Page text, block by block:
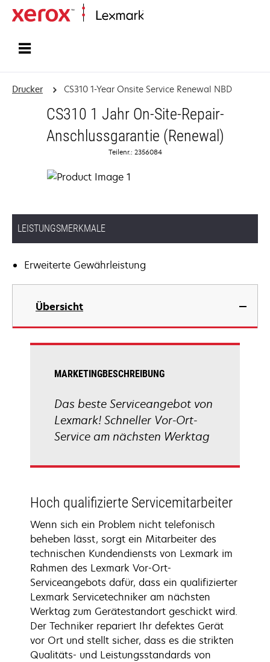
Drucker CS310 1-Year Onsite Service Renewal NBD
CS310 1 Jahr On-Site-Repair-
Anschlussgarantie (Renewal)
Teilenr.: 2356084
LEISTUNGSMERKMALE
Erweiterte Gewährleistung
Übersicht
MARKETINGBESCHREIBUNG
Das beste Serviceangebot von
Lexmark! Schneller Vor-Ort-
Service am nächsten Werktag
Hoch qualifizierte Servicemitarbeiter
Wenn sich ein Problem nicht telefonisch
beheben lässt, sorgt ein Mitarbeiter des
technischen Kundendiensts von Lexmark im
Rahmen des Lexmark Vor-Ort-
Serviceangebots dafür, dass ein qualifizierter
Lexmark Servicetechniker am nächsten
Werktag zum Gerätestandort geschickt wird.
Der Techniker repariert Ihr defektes Gerät
vor Ort und stellt sicher, dass es die strikten
Qualitäts- und Leistungsstandards von